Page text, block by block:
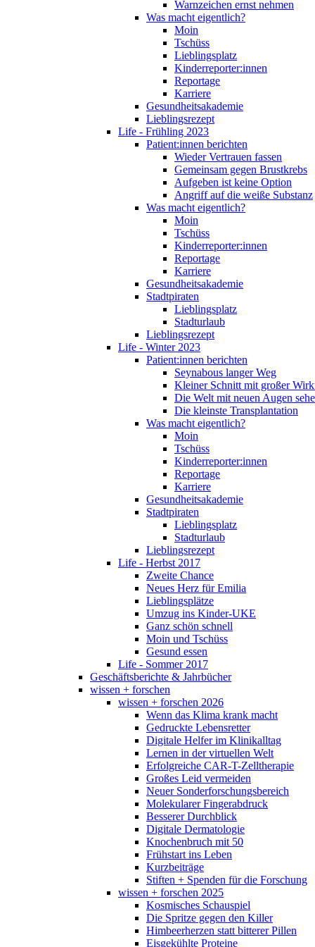
Warnzeichen ernst nehmen
Was macht eigentlich?
Moin
Tschüss
Lieblingsplatz
Kinderreporter:innen
Reportage
Karriere
Gesundheitsakademie
Lieblingsrezept
Life - Frühling 2023
Patient:innen berichten
Wieder Vertrauen fassen
Gemeinsam gegen Brustkrebs
Aufgeben ist keine Option
Angriff auf die weiße Substanz
Was macht eigentlich?
Moin
Tschüss
Kinderreporter:innen
Reportage
Karriere
Gesundheitsakademie
Stadtpiraten
Lieblingsplatz
Stadturlaub
Lieblingsrezept
Life - Winter 2023
Patient:innen berichten
Seynabous langer Weg
Kleiner Schnitt mit großer
Die Welt mit neuen Augen
Die kleinste Transplantation
Was macht eigentlich?
Moin
Tschüss
Kinderreporter:innen
Reportage
Karriere
Gesundheitsakademie
Stadtpiraten
Lieblingsplatz
Stadturlaub
Lieblingsrezept
Life - Herbst 2017
Zweite Chance
Neues Herz für Emilia
Lieblingsplätze
Umzug ins Kinder-UKE
Ganz schön schnell
Moin und Tschüss
Gesund essen
Life - Sommer 2017
Geschäftsberichte & Jahrbücher
wissen + forschen
wissen + forschen 2026
Wenn das Klima krank macht
Gedruckte Lebensretter
Digitale Helfer im Klinikalltag
Lernen in der virtuellen Welt
Erfolgreiche CAR-T-Zelltherapie
Großes Leid vermeiden
Neuer Sonderforschungsbereich
Molekularer Fingerabdruck
Besserer Durchblick
Digitale Dermatologie
Knochenbruch mit 50
Frühstart ins Leben
Kurzbeiträge
Stiften + Spenden für die Forschung
wissen + forschen 2025
Kosmisches Schauspiel
Die Spritze gegen den Killer
Himbeerherzen statt bitterer Pillen
Eisgekühlte Proteine